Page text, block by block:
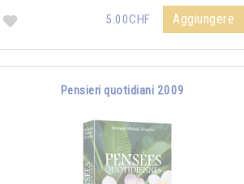
5.00CHF Aggiungere
Pensieri quotidiani 2009